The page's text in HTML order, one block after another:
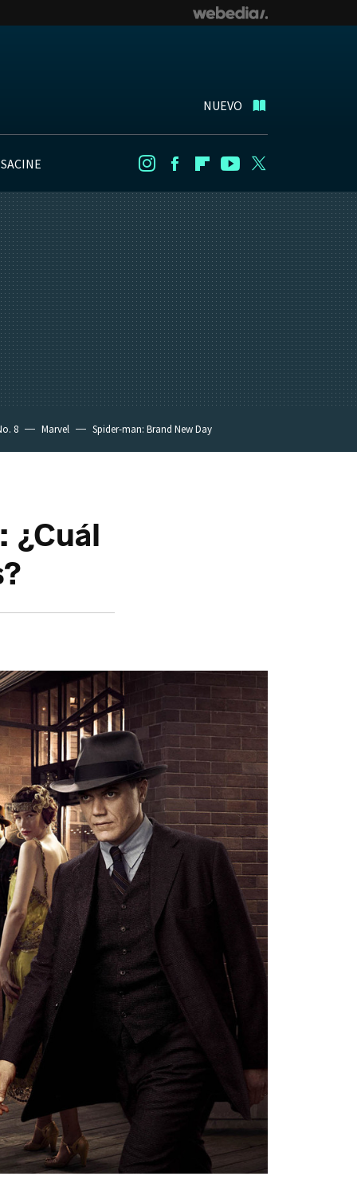
NUEVO
InstagramFacebookFlipboard
Youtube
8 Marvel Spider-man: Brand New Day
¿Cuál